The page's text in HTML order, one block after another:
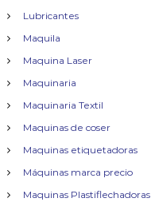
Lubricantes
Maquila
Maquina Laser
Maquinaria
Maquinaria Textil
Maquinas de coser
Maquinas etiquetadoras
Máquinas marca precio
Maquinas Plastiflechadoras